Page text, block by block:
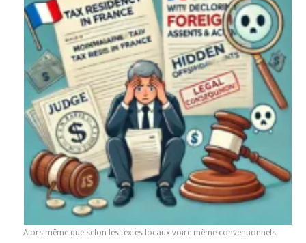
Alors même que selon les textes locaux voire même conventionnels